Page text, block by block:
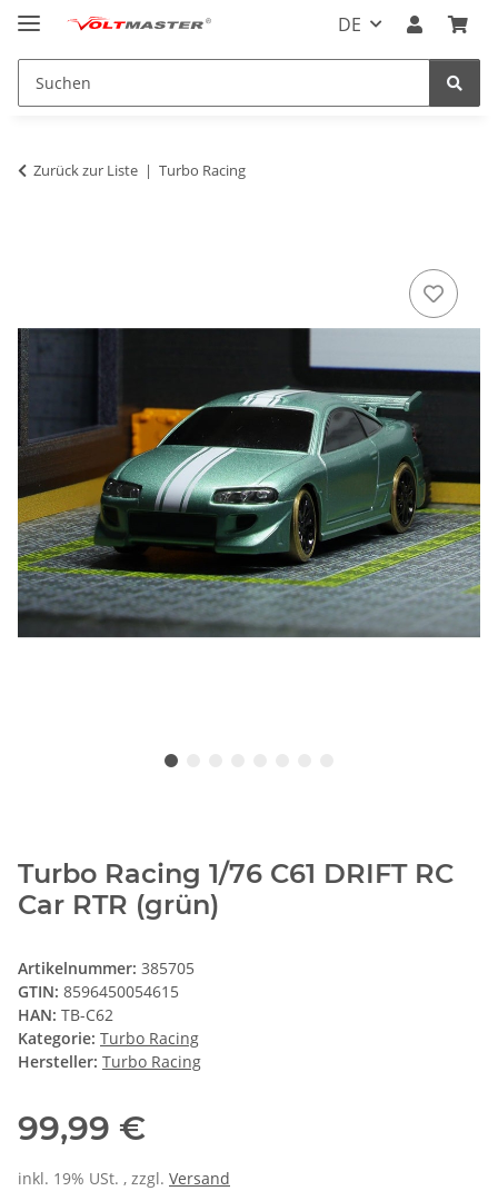
DE
Zurück zur Liste Turbo Racing
Turbo Racing 1/76 C61 DRIFT RC
Car RTR (grün)
Artikelnummer: 385705
GTIN: 8596450054615
HAN: TB-C62
Kategorie: Turbo Racing
Hersteller: Turbo Racing
99,99 €
inkl. 19% USt. , zzgl. Versand